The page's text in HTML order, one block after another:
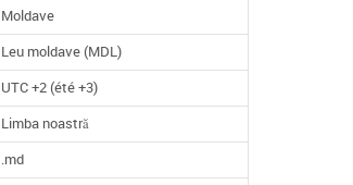
Moldave
Leu moldave (MDL)
UTC +2 (été +3)
Limba noastră
.md